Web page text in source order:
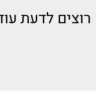
רוצים לדעת